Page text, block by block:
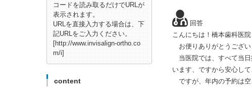
回答
こんにちは！橋本歯科医
お便りありがとうござい
当医院では、すべて当日
います、ですから安心して
ですが、年内の予約は空
コードを読み取るだけでURLが
表示されます。
URLを直接入力する場合は、下
記URLをご入力ください。
[http://www.invisalign-ortho.co
m/i]
content